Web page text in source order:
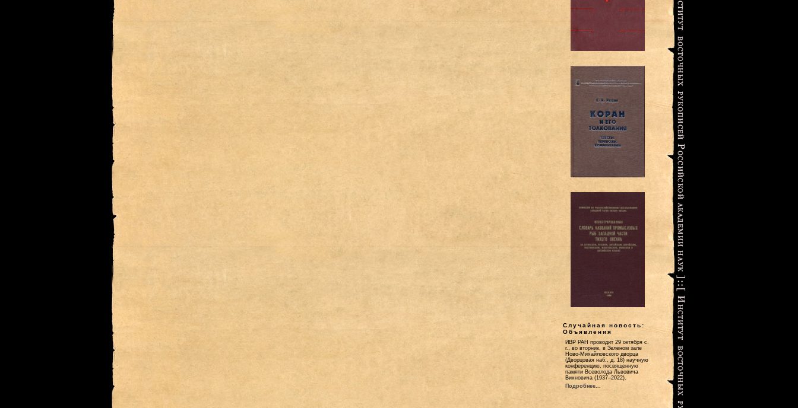
Случайная новость:
Объявления
ИВР РАН проводит 29 октября с.
г., во вторник, в Зеленом зале
Ново-Михайловского дворца
(Дворцовая наб., д. 18) научную
конференцию, посвященную
памяти Всеволода Львовича
Вихновича (1937–2022).
Подробнее...